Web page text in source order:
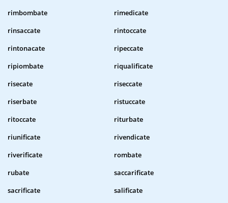
rimbombate
rimedicate
rinsaccate
rintoccate
rintonacate
ripeccate
ripiombate
riqualificate
risecate
riseccate
riserbate
ristuccate
ritoccate
riturbate
riunificate
rivendicate
riverificate
rombate
rubate
saccarificate
sacrificate
salificate